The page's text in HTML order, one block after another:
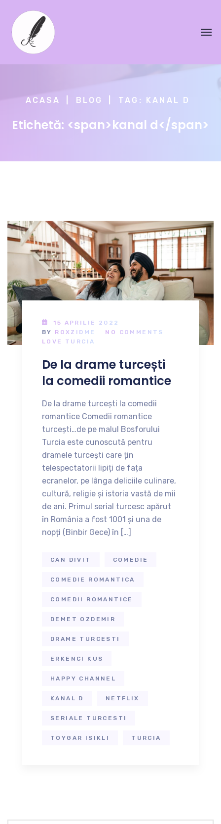
ACASA BLOG TAG: KANAL D
Etichetă: <span>kanal d</span>
15 APRILIE 2022
BY ROXZIDME
NO COMMENTS
LOVE TURCIA
De la drame turcești
la comedii romantice
De la drame turcești la comedii
romantice Comedii romantice
turcești…de pe malul Bosforului
Turcia este cunoscută pentru
dramele turcești care țin
telespectatorii lipiți de fața
ecranelor, pe lânga deliciile culinare,
cultură, religie și istoria vastă de mii
de ani. Primul serial turcesc apărut
în România a fost 1001 și una de
nopți (Binbir Gece) în […]
CAN DIVIT COMEDIE
COMEDIE ROMANTICA
COMEDII ROMANTICE
DEMET OZDEMIR
DRAME TURCESTI
ERKENCI KUS
HAPPY CHANNEL
KANAL D NETFLIX
SERIALE TURCESTI
TOYGAR ISIKLI TURCIA